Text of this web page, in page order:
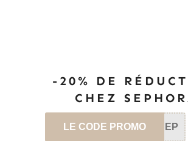
-20% DE
CHEZ
LE CODE PROMO SEP